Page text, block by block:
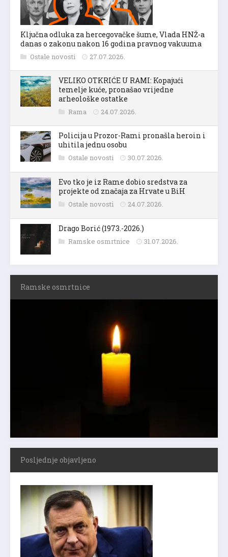
Ključna odluka za hercegovačke šume, Vlada HNŽ-a
danas o zakonu nakon 16 godina pravnog vakuuma
Ostale novosti 27.07.2026.
VELIKO OTKRIĆE U RAMI: Kopajući
temelje kuće, pronašao vrijedne
arheološke ostatke
Rama 24.07.2026.
Policija u Prozor-Rami pronašla heroin i
uhitila jednu osobu
Ostale novosti 30.07.2026.
Evo tko je iz Rame dobio sredstva za
projekte od značaja za Hrvate u BiH
Ostale novosti 24.07.2026.
Drago Borić (1973.-2026.)
Ramske osmrtnice 31.07.2026.
Ramske osmrtnice
Posljednje objavljeno